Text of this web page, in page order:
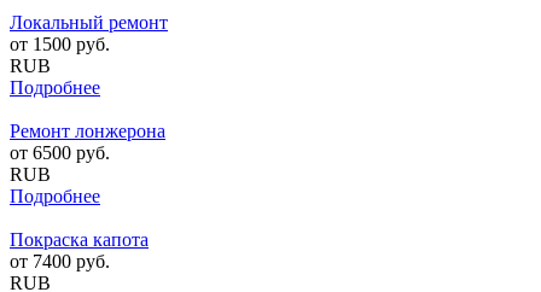
Локальный ремонт
от 1500 руб.
RUB
Подробнее
Ремонт лонжерона
от 6500 руб.
RUB
Подробнее
Покраска капота
от 7400 руб.
RUB